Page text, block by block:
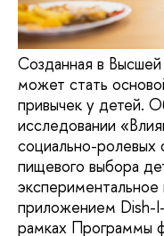
Созданная в
может стать
привычек у детей.
исследовании
социально-ролевых
пищевого выбора
приложением Dish-
рамках Программы